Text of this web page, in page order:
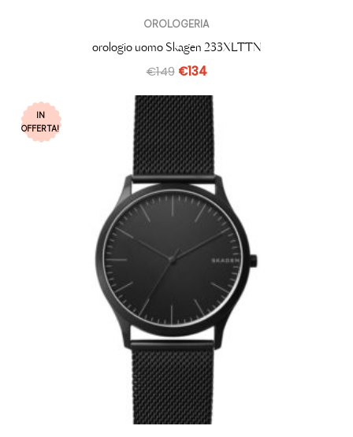
OROLOGERIA
orologio uomo Skagen 233XLTTN
€149 €134
IN
OFFERTA!